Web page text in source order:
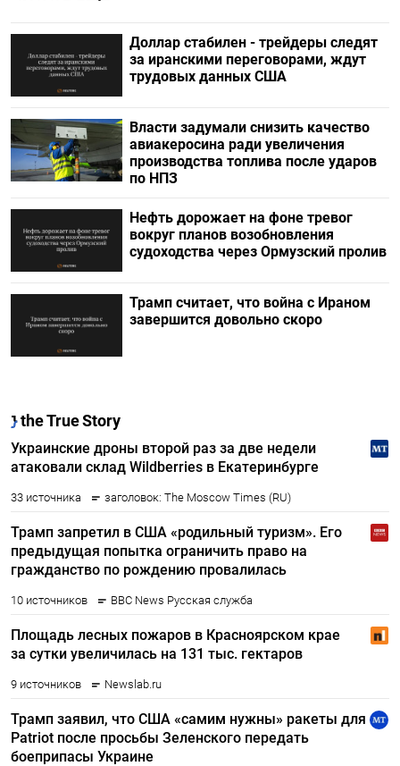
Доллар стабилен - трейдеры следят
за иранскими переговорами, ждут
трудовых данных США
Власти задумали снизить качество
авиакеросина ради увеличения
производства топлива после ударов
по НПЗ
Нефть дорожает на фоне тревог
вокруг планов возобновления
судоходства через Ормузский пролив
Трамп считает, что война с Ираном
завершится довольно скоро